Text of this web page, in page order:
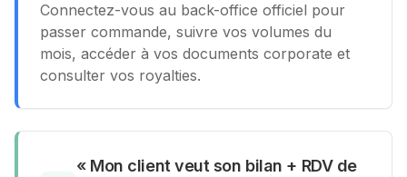
Connectez-vous au back-office officiel pour
passer commande, suivre vos volumes du
mois, accéder à vos documents corporate et
consulter vos royalties.
« Mon client veut son bilan + RDV de